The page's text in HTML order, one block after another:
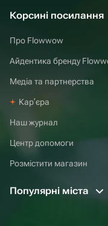
Корсині посилання
Про Flowwow
Айдентика бренду
Медіа та партнерства
Карʼєра
Наш журнал
Центр допомоги
Розмістити магазин
Популярні міста